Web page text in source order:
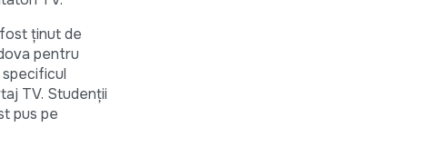
ținut de
pentru
TV. Studenții
pus pe